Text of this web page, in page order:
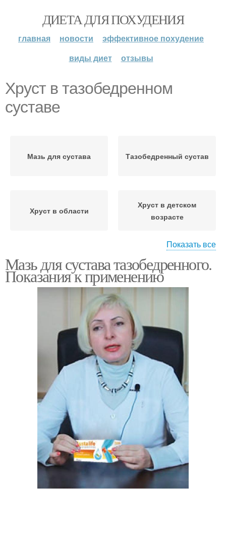
ДИЕТА ДЛЯ ПОХУДЕНИЯ
главная новости
эффективное похудение
виды диет
отзывы
Хруст в тазобедренном
суставе
Мазь для сустава Тазобедренный сустав
Хруст в области
Хруст в детском
возрасте
Мазь для суставов
Показать все
Мазь для сустава тазобедренного.
Показания к применению